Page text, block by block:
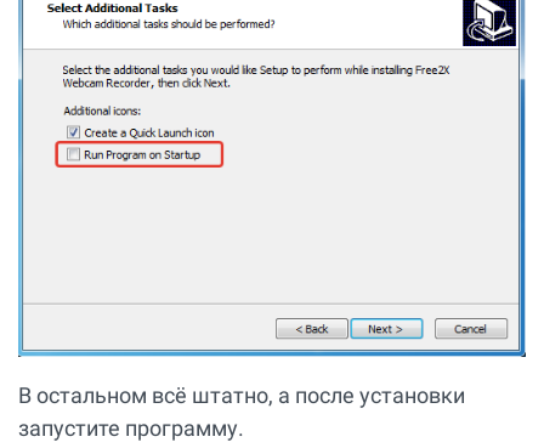
В остальном всё штатно, а после установки
запустите программу.